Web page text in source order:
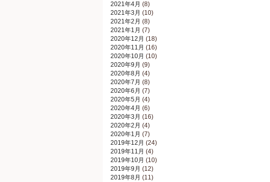
2021年4月 (8)
2021年3月 (10)
2021年2月 (8)
2021年1月 (7)
2020年12月 (18)
2020年11月 (16)
2020年10月 (10)
2020年9月 (9)
2020年8月 (4)
2020年7月 (8)
2020年6月 (7)
2020年5月 (4)
2020年4月 (6)
2020年3月 (16)
2020年2月 (4)
2020年1月 (7)
2019年12月 (24)
2019年11月 (4)
2019年10月 (10)
2019年9月 (12)
2019年8月 (11)